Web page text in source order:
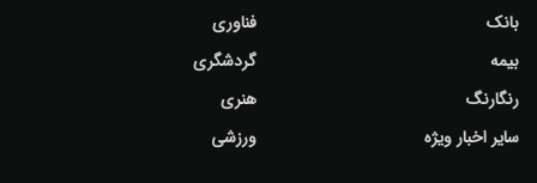
بانک
بیمه
رنگارنگ
سایر اخبار ویژه
فناوری
گردشگری
هنری
ورزشی